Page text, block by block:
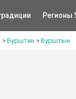
Регионы
> Бурштин > Бурштын